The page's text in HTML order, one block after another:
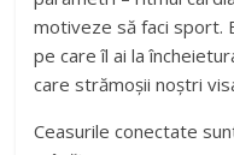
motiveze să faci sport.
pe care îl ai la
care strămoșii noștri
Ceasurile conectate